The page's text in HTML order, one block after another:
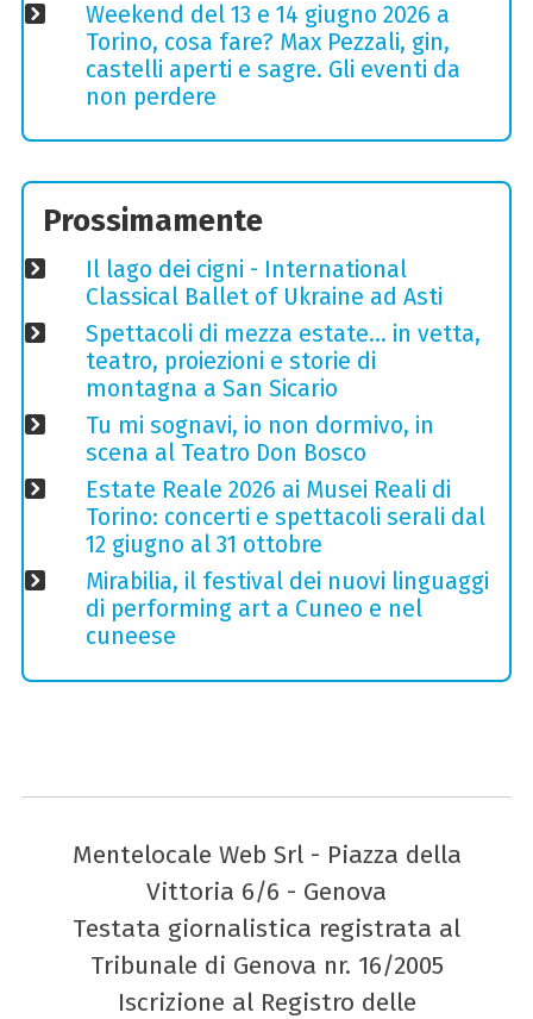
Weekend del 13 e 14 giugno 2026 a
Torino, cosa fare? Max Pezzali, gin,
castelli aperti e sagre. Gli eventi da
non perdere
Prossimamente
Il lago dei cigni - International
Classical Ballet of Ukraine ad Asti
Spettacoli di mezza estate… in vetta,
teatro, proiezioni e storie di
montagna a San Sicario
Tu mi sognavi, io non dormivo, in
scena al Teatro Don Bosco
Estate Reale 2026 ai Musei Reali di
Torino: concerti e spettacoli serali dal
12 giugno al 31 ottobre
Mirabilia, il festival dei nuovi linguaggi
di performing art a Cuneo e nel
cuneese
Mentelocale Web Srl - Piazza della
Vittoria 6/6 - Genova
Testata giornalistica registrata al
Tribunale di Genova nr. 16/2005
Iscrizione al Registro delle